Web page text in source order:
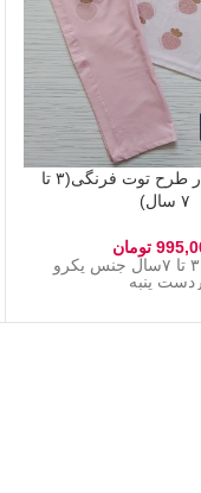
تیشرت شلوار طرح توت فرنگی(۳ تا
۷ سال)
تومان
مناسب حدود ۳ تا ۷سال جنس یکرو
پنبه